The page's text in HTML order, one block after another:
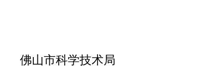
佛山市科学技术局